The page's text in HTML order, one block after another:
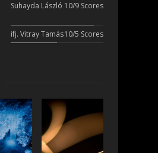
Suhayda László 10/9 Scores
ifj. Vitray Tamás10/5 Scores